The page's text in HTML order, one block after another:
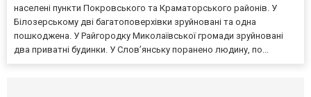
населені пункти Покровського та Краматорського районів. У
Білозерському дві багатоповерхівки зруйновані та одна
пошкоджена. У Райгородку Миколаївської громади зруйновані
два приватні будинки. У Слов’янську поранено людину, по...